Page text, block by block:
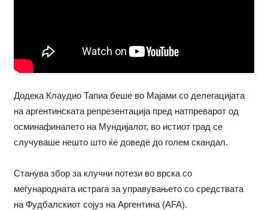
Додека Клаудио Тапиа беше во Мајами со делегацијата
на аргентинската репрезентација пред натпреварот од
осминафиналето на Мундијалот, во истиот град се
случуваше нешто што ќе доведе до голем скандал.
Станува збор за клучни потези во врска со
меѓународната истрага за управувањето со средствата
на Фудбалскиот сојуз на Аргентина (AFA).